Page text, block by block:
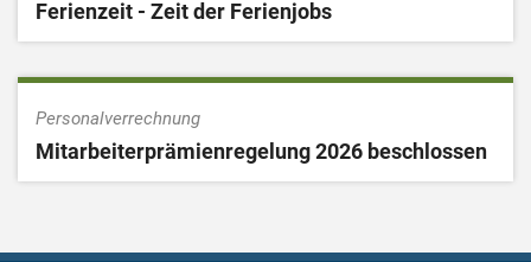
Ferienzeit - Zeit der Ferienjobs
Personalverrechnung
Mitarbeiterprämienregelung 2026 beschlossen